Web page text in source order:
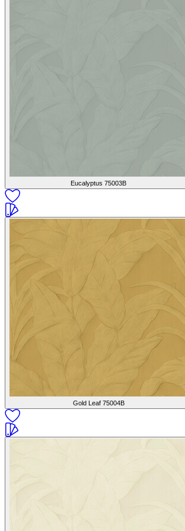
Eucalyptus 75003B
Gold Leaf 75004B